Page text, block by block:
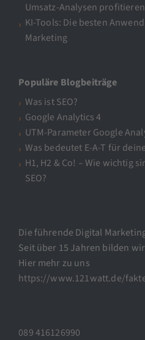
Umsatz-Analysen
KI-Tools: Die besten
Marketing
Populäre Blogbeiträge
Was ist SEO?
Google Analytics 4
UTM-Parameter Google
Was bedeutet E-A-T für
H1, H2 & Co! – Wie wichtig
SEO?
Die führende Digital
Seit über 15 Jahren bilden
Hier mehr zu uns
https://www.121watt.de/
089 416126990